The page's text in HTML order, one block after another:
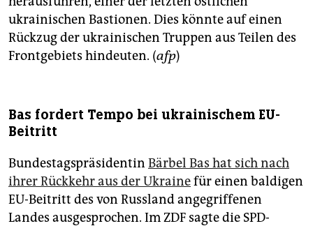
ukrainischen Bastionen. Dies könnte auf einen
Rückzug der ukrainischen Truppen aus Teilen des
Frontgebiets hindeuten. (afp)
Bas fordert Tempo bei ukrainischem EU-
Beitritt
Bundestagspräsidentin Bärbel Bas hat sich nach
ihrer Rückkehr aus der Ukrainefür einen baldigen
EU-Beitritt des von Russland angegriffenen
Landes ausgesprochen. Im ZDF sagte die SPD-